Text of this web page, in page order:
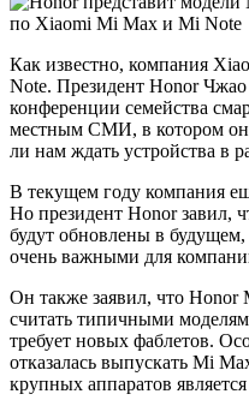
Как известно, компания
Note. Президент Honor
конференции семейства
местным СМИ, в котором он
ли нам ждать устройства в
В текущем году компания
Но президент Honor завил,
будут обновлены в
очень важными для
Он также заявил, что Honor
считать типичными
требует новых фаблетов.
отказалась выпускать Mi
крупных аппаратов